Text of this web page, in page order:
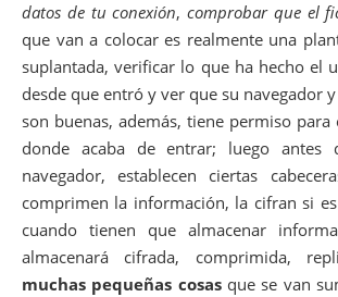
datos de tu conexión,comprobar que el
que van a colocar es realmente una
suplantada, verificar lo que ha hecho el
desde que entró y ver que su navegador
son buenas, además, tiene permiso
donde acaba de entrar; luego antes
navegador, establecen ciertas
comprimen la información, la cifran si
cuando tienen que almacenar
almacenará cifrada, comprimida,
muchas pequeñas cosasque se van